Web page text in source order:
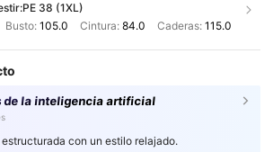
PE 38 (1XL)
Busto:105.0 Cintura: 84.0 Caderas: 115.0
de la inteligencia artificial
con un estilo relajado.